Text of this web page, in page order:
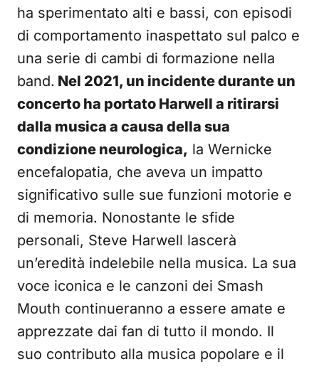
ha sperimentato alti e bassi, con episodi
di comportamento inaspettato sul palco e
una serie di cambi di formazione nella
band. Nel 2021, un incidente durante un
concerto ha portato Harwell a ritirarsi
dalla musica a causa della sua
condizione neurologica, la Wernicke
encefalopatia, che aveva un impatto
significativo sulle sue funzioni motorie e
di memoria. Nonostante le sfide
personali, Steve Harwell lascerà
un’eredità indelebile nella musica. La sua
voce iconica e le canzoni dei Smash
Mouth continueranno a essere amate e
apprezzate dai fan di tutto il mondo. Il
suo contributo alla musica popolare e il